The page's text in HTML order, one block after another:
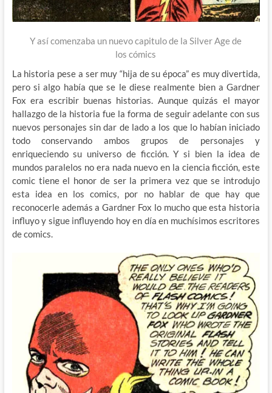
Y así comenzaba un nuevo capitulo de la Silver Age de
los cómics
La historia pese a ser muy “hija de su época” es muy divertida,
pero si algo había que se le diese realmente bien a Gardner
Fox era escribir buenas historias. Aunque quizás el mayor
hallazgo de la historia fue la forma de seguir adelante con sus
nuevos personajes sin dar de lado a los que lo habían iniciado
todo conservando ambos grupos de personajes y
enriqueciendo su universo de ficción. Y si bien la idea de
mundos paralelos no era nada nuevo en la ciencia ficción, este
comic tiene el honor de ser la primera vez que se introdujo
esta idea en los comics, por no hablar de que hay que
reconocerle además a Gardner Fox lo mucho que esta historia
influyo y sigue influyendo hoy en día en muchísimos escritores
de comics.